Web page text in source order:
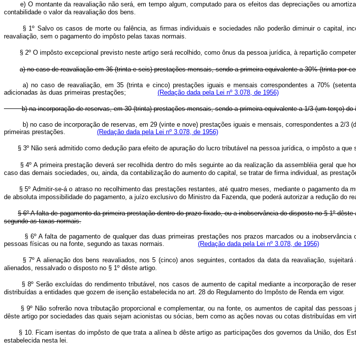
e) O montante da reavaliação não será, em tempo algum, computado para os efeitos das depreciações ou
contabilidade o valor da reavaliação dos bens.
§ 1º Salvo os casos de morte ou falência, as firmas individuais e sociedades não poderão diminuir o capital,
reavaliação, sem o pagamento do impôsto pelas taxas normais.
§ 2º O impôsto excepcional previsto neste artigo será recolhido, como ônus da pessoa jurídica, à repartição
a) no caso de reavaliação em 36 (trinta e seis) prestações mensais, sendo a primeira equivalente a 30% (trinta por
a) no caso de reavaliação, em 35 (trinta e cinco) prestações iguais e mensais correspondentes a 70%
adicionadas às duas primeiras prestações; (Redação dada pela Lei nº 3.078, de 1956)
b) na incorporação de reservas, em 30 (trinta) prestações mensais, sendo a primeira equivalente a 1/3 (um terço) do
b) no caso de incorporação de reservas, em 29 (vinte e nove) prestações iguais e mensais, correspondentes a 2/
primeiras prestações. (Redação dada pela Lei nº 3.078, de 1956)
§ 3º Não será admitido como dedução para efeito de apuração do lucro tributável na pessoa jurídica, o impôsto a que
§ 4º A primeira prestação deverá ser recolhida dentro do mês seguinte ao da realização da assembléia geral
caso das demais sociedades, ou, ainda, da contabilização do aumento do capital, se tratar de firma individual, as
§ 5º Admitir-se-á o atraso no recolhimento das prestações restantes, até quatro meses, mediante o pagamento
de absoluta impossibilidade do pagamento, a juízo exclusivo do Ministro da Fazenda, que poderá autorizar a redução do
§ 6º A falta de pagamento da primeira prestação dentro do prazo fixado, ou a inobservância do disposto no § 1º
segundo as taxas normais.
§ 6º A falta de pagamento de qualquer das duas primeiras prestações nos prazos marcados ou a
pessoas físicas ou na fonte, segundo as taxas normais. (Redação dada pela Lei nº 3.078, de 1956)
§ 7º A alienação dos bens reavaliados, nos 5 (cinco) anos seguintes, contados da data da reavaliação,
alienados, ressalvado o disposto no § 1º dêste artigo.
§ 8º Serão excluídas do rendimento tributável, nos casos de aumento de capital mediante a incorporação de
distribuídas a entidades que gozem de isenção estabelecida no art. 28 do Regulamento do Impôsto de Renda em vigor.
§ 9º Não sofrerão nova tributação proporcional e complementar, ou na fonte, os aumentos de capital das
dêste artigo por sociedades das quais sejam acionistas ou sócias, bem como as ações novas ou cotas distribuídas em
§ 10. Ficam isentas do impôsto de que trata a alínea b dêste artigo as participações dos governos da União, dos
estabelecida nesta lei.